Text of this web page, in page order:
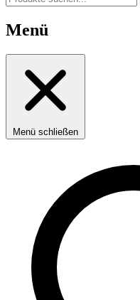
Menü
Menü schließen